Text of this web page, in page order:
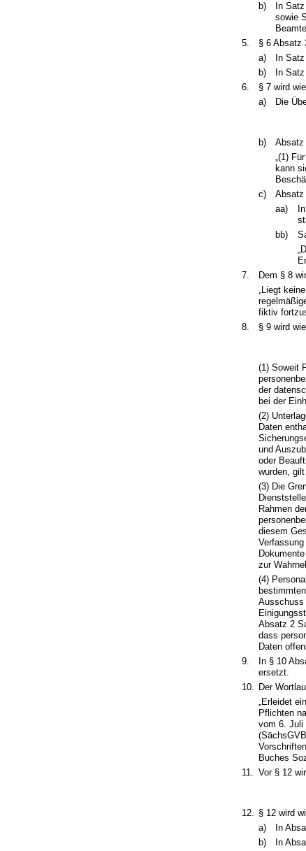
b)
In
sowie
5.
§ 6 Absatz
a)
In
b)
In
6.
§ 7 wird
a)
Die
b)
Absatz
„(1)
kann
c)
Absatz
aa)
bb)
7.
Dem § 8
„Liegt
fiktiv
8.
§ 9 wird
(1) Soweit
der
bei der
(2)
Daten
und
oder
wurden,
(3) Die
Rahmen
diesem
zur
(4)
Ausschuss
Absatz 2
dass
Daten
9.
In § 10
ersetzt.
10. Der
„Erleidet
Pflichten
vom 6. Juli
Buches
11. Vor § 12
12. § 12 wird
a)
In
b)
In